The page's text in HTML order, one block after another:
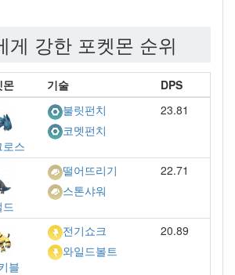
게 강한 포켓몬 순위
몬 기술
DPS
스
불릿펀치
코멧펀치
23.81
떨어뜨리기
스톤샤워
22.71
블
전기쇼크
와일드볼트
20.89